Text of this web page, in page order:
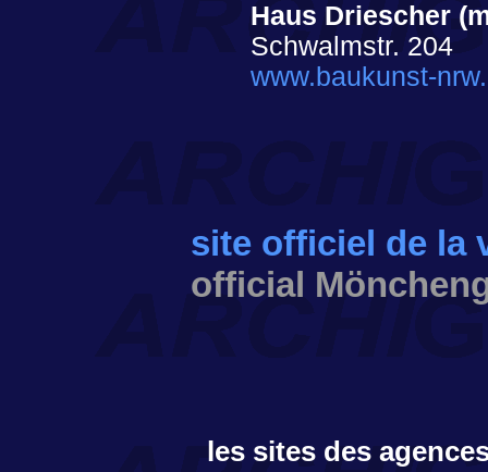
Haus Driescher
Schwalmstr. 204
www.baukunst-
site officiel de la
official
les sites des